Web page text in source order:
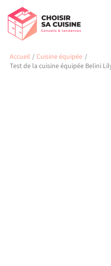
contenu
Accueil
Cuisine équipée
Test de la cuisine équipée Belini
Rechercher